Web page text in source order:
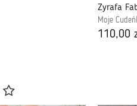
Żyrafa
Moje
110,00